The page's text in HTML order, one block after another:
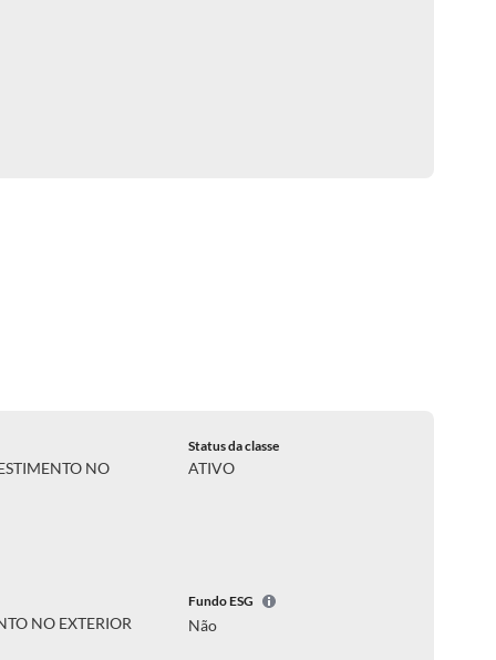
NO
Status da classe
ATIVO
NO EXTERIOR
Fundo ESG
Não